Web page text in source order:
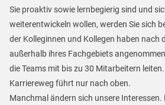
Sie proaktiv sowie lernbegierig sind und
weiterentwickeln wollen, werden Sie sich
der Kolleginnen und Kollegen haben nach
außerhalb ihres Fachgebiets
die Teams mit bis zu 30 Mitarbeitern
Karriereweg führt nur nach oben.
Manchmal ändern sich unsere Interessen.